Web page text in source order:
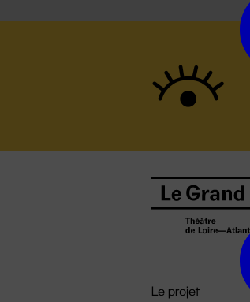
Le projet